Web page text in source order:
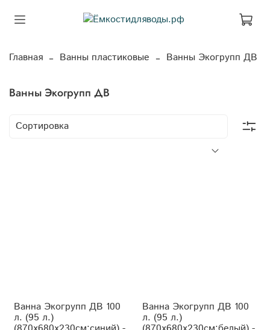
Главная Ванны пластиковые Ванны Экогрупп ДВ
Ванны Экогрупп ДВ
Ванна Экогрупп ДВ 100
л. (95 л.)
Ванна Экогрупп ДВ 100
л. (95 л.)